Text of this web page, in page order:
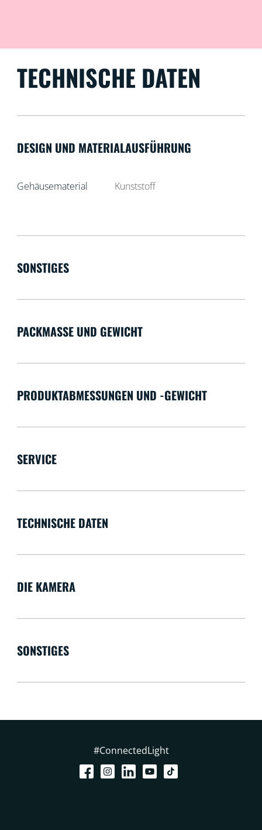
TECHNISCHE DATEN
DESIGN UND MATERIALAUSFÜHRUNG
Gehäusematerial Kunststoff
SONSTIGES
PACKMASSE UND GEWICHT
PRODUKTABMESSUNGEN UND -GEWICHT
SERVICE
TECHNISCHE DATEN
DIE KAMERA
SONSTIGES
#ConnectedLight